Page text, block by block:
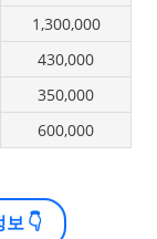
1,300,000
430,000
350,000
600,000
보 👇